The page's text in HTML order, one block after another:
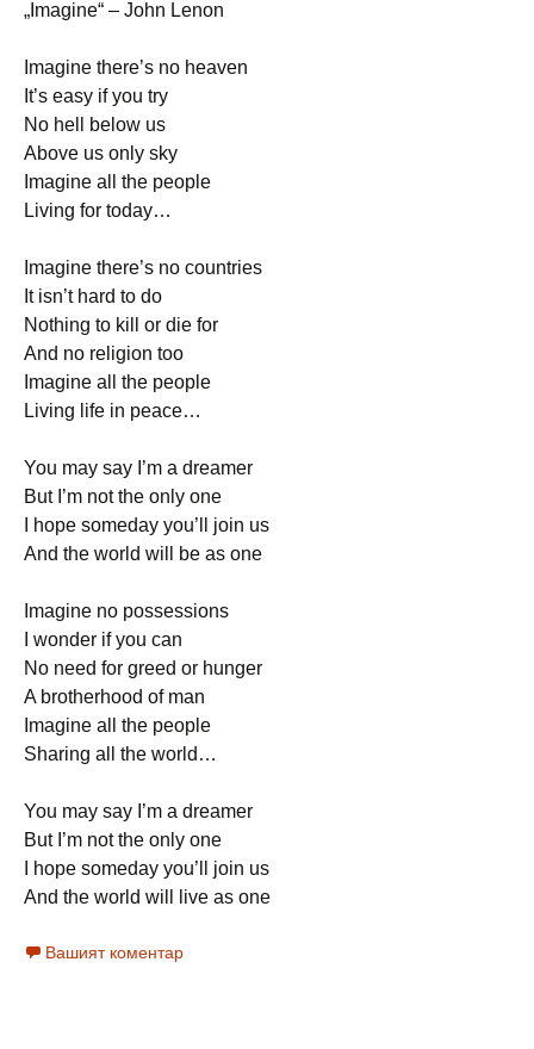
„Imagine“ – John Lenon
Imagine there’s no heaven
It’s easy if you try
No hell below us
Above us only sky
Imagine all the people
Living for today…
Imagine there’s no countries
It isn’t hard to do
Nothing to kill or die for
And no religion too
Imagine all the people
Living life in peace…
You may say I’m a dreamer
But I’m not the only one
I hope someday you’ll join us
And the world will be as one
Imagine no possessions
I wonder if you can
No need for greed or hunger
A brotherhood of man
Imagine all the people
Sharing all the world…
You may say I’m a dreamer
But I’m not the only one
I hope someday you’ll join us
And the world will live as one
Вашият коментар